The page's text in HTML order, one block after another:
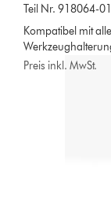
Teil Nr. 918064-01
Kompatibel mit
Preis inkl. MwSt.